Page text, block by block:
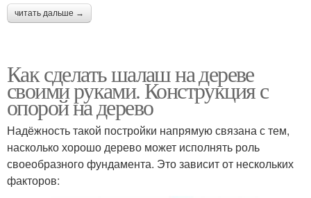
читать дальше →
Как сделать шалаш на дереве
своими руками. Конструкция с
опорой на дерево
Надёжность такой постройки напрямую связана с тем,
насколько хорошо дерево может исполнять роль
своеобразного фундамента. Это зависит от нескольких
факторов: